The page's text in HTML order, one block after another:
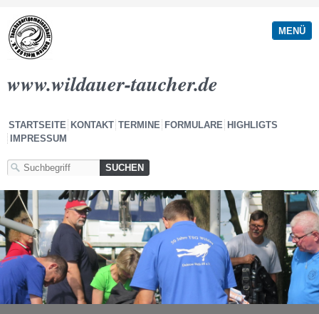
MENÜ
www.wildauer-taucher.de
STARTSEITE KONTAKT TERMINE FORMULARE HIGHLIGTS
IMPRESSUM